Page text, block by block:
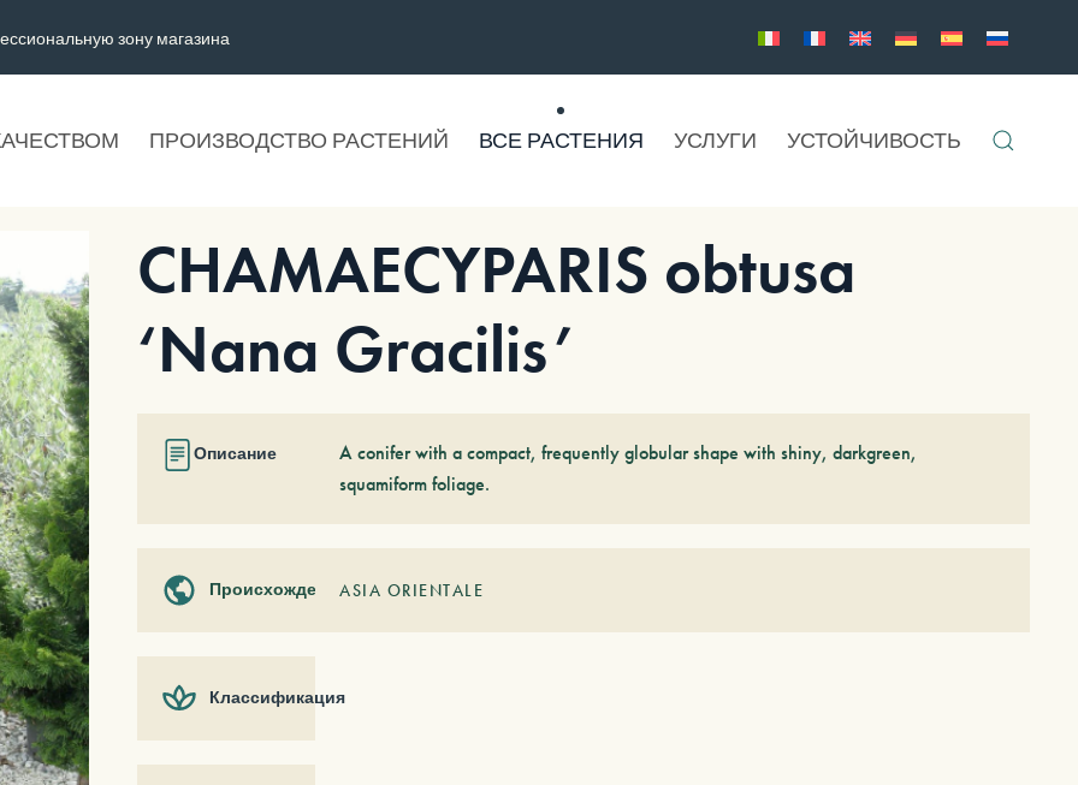
зону магазина
ПРОИЗВОДСТВО РАСТЕНИЙ ВСЕ РАСТЕНИЯ УСЛУГИ УСТОЙЧИВОСТЬ
CHAMAECYPARIS obtusa
‘Nana Gracilis’
Описание
A conifer with a compact, frequently globular shape with shiny, darkgreen,
squamiform foliage.
ПроисхождениеASIA ORIENTALE
Классификация